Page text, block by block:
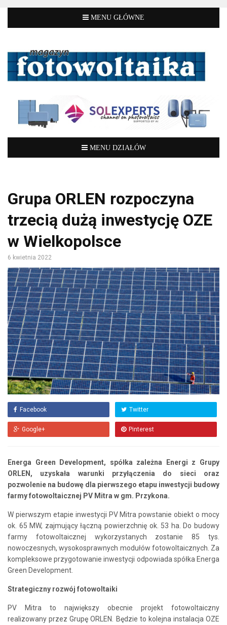
Grupa ORLEN rozpoczyna
trzecią dużą inwestycję OZE
w Wielkopolsce
6 kwietnia 2022
Facebook Twitter
Google+ Pinterest
Energa Green Development, spółka zależna Energi z Grupy
ORLEN, uzyskała warunki przyłączenia do sieci oraz
pozwolenie na budowę dla pierwszego etapu inwestycji budowy
farmy fotowoltaicznej PV Mitra w gm. Przykona.
W pierwszym etapie inwestycji PV Mitra powstanie obiekt o mocy
ok. 65 MW, zajmujący łączną powierzchnię ok. 53 ha. Do budowy
farmy fotowoltaicznej wykorzystanych zostanie 85 tys.
nowoczesnych, wysokosprawnych modułów fotowoltaicznych. Za
kompleksowe przygotowanie inwestycji odpowiada spółka Energa
Green Development.
Strategiczny rozwój fotowoltaiki
PV Mitra to największy obecnie projekt fotowoltaiczny
realizowany przez Grupę ORLEN. Będzie to kolejna instalacja OZE